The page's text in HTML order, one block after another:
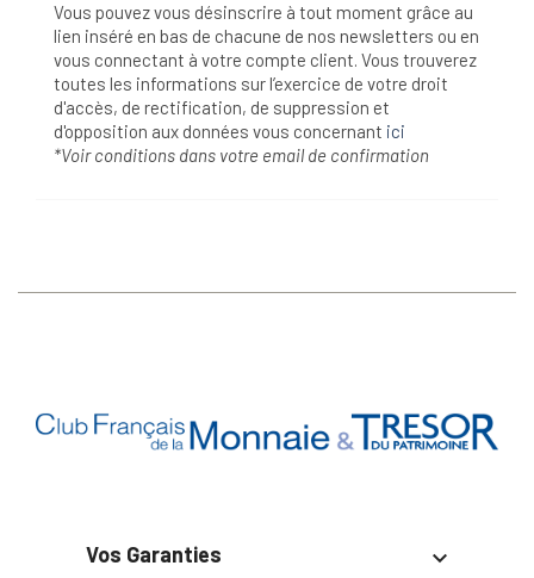
Vous pouvez vous désinscrire à tout moment grâce au
lien inséré en bas de chacune de nos newsletters ou en
vous connectant à votre compte client. Vous trouverez
toutes les informations sur l’exercice de votre droit
d'accès, de rectification, de suppression et
d'opposition aux données vous concernant ici
*Voir conditions dans votre email de confirmation
Vos Garanties 